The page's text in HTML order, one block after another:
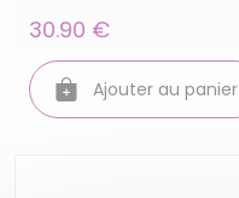
30.90 €
Ajouter au panier